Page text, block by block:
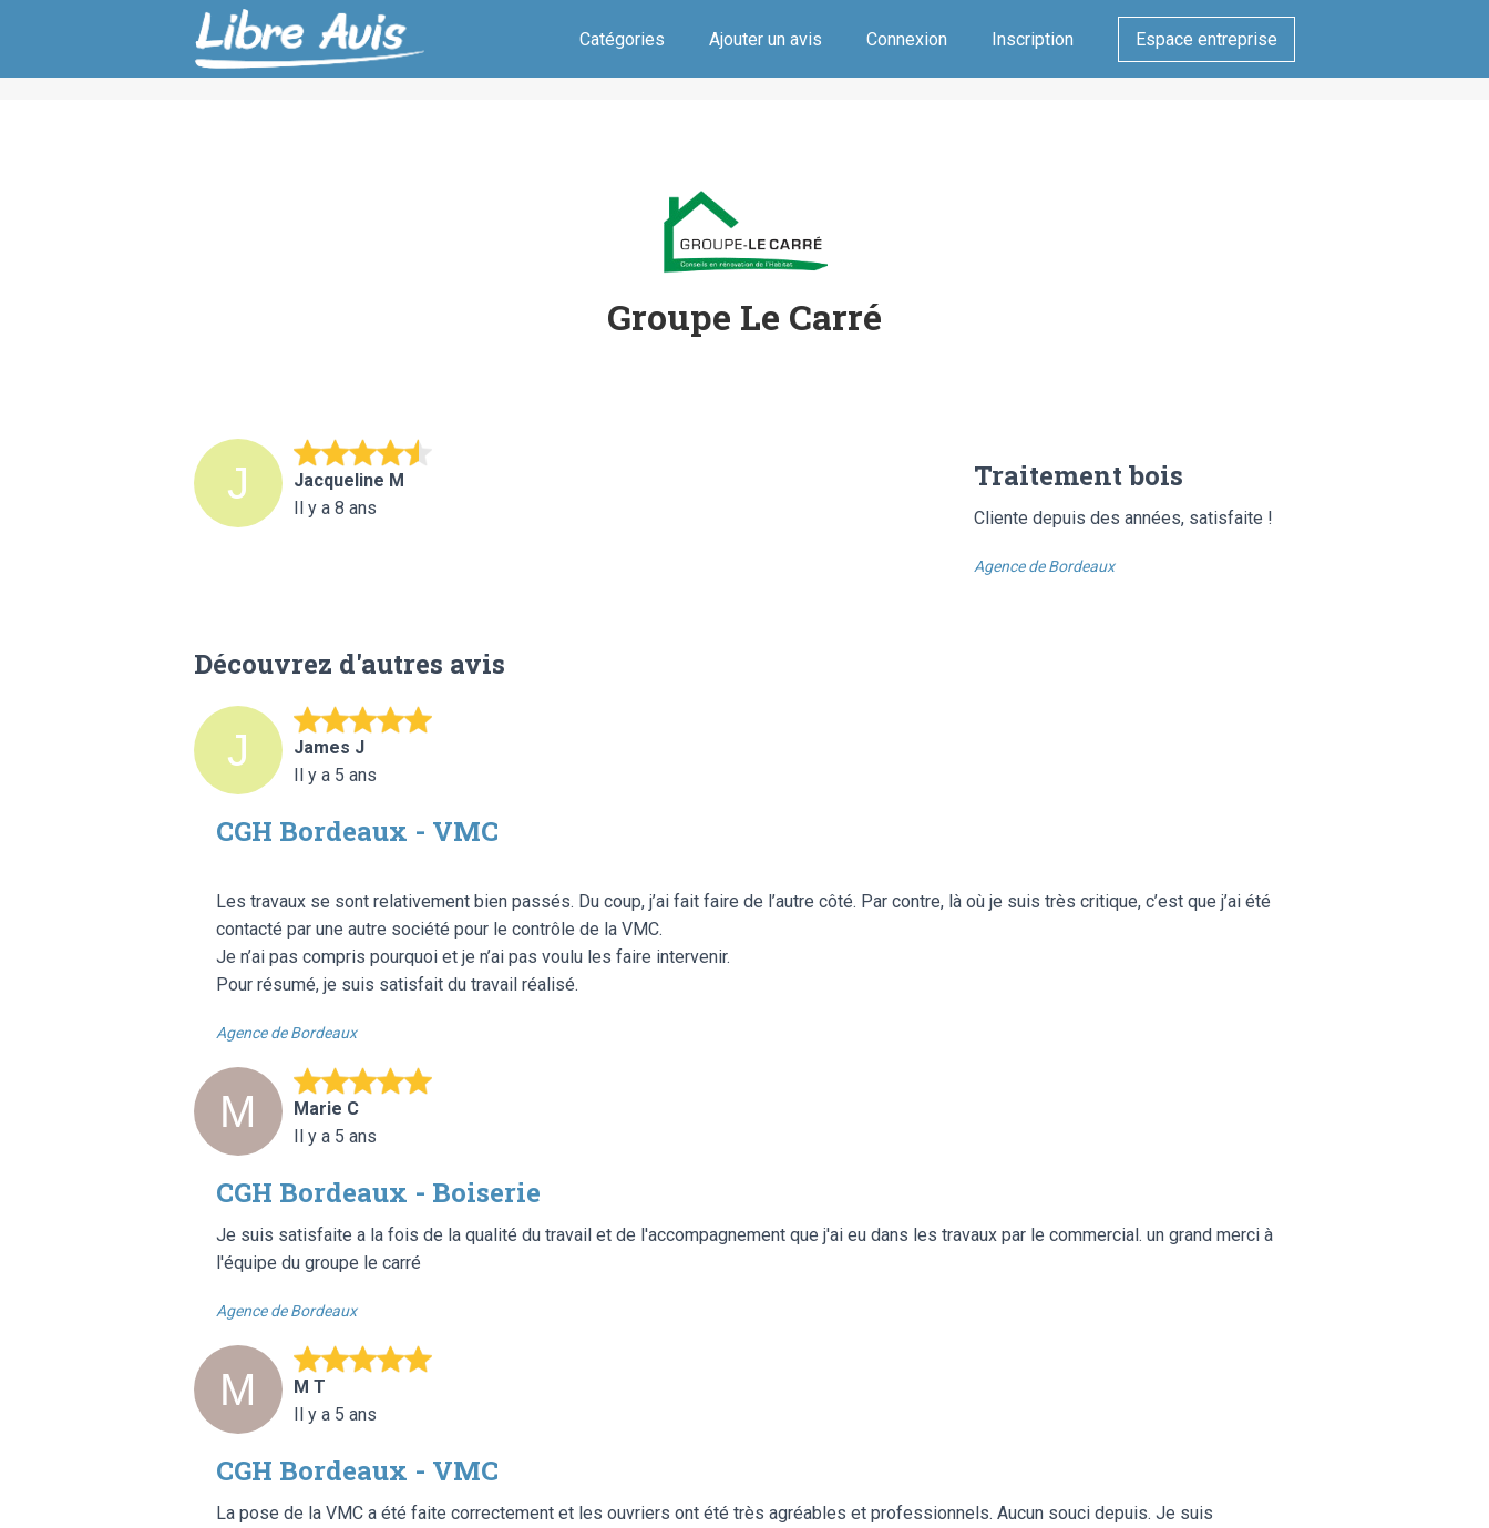
Catégories Ajouter un avis Connexion Inscription Espace entreprise
Groupe Le Carré
Jacqueline M
Il y a 8 ans
Traitement bois
Cliente depuis des années, satisfaite !
Agence de Bordeaux
Découvrez d'autres avis
James J
Il y a 5 ans
CGH Bordeaux - VMC
Les travaux se sont relativement bien passés. Du coup, j’ai fait faire de l’autre côté. Par contre, là où je suis très critique, c’est que j’ai été
contacté par une autre société pour le contrôle de la VMC.
Je n’ai pas compris pourquoi et je n’ai pas voulu les faire intervenir.
Pour résumé, je suis satisfait du travail réalisé.
Agence de Bordeaux
Marie C
Il y a 5 ans
CGH Bordeaux - Boiserie
Je suis satisfaite a la fois de la qualité du travail et de l'accompagnement que j'ai eu dans les travaux par le commercial. un grand merci à
l'équipe du groupe le carré
Agence de Bordeaux
M T
Il y a 5 ans
CGH Bordeaux - VMC
La pose de la VMC a été faite correctement et les ouvriers ont été très agréables et professionnels. Aucun souci depuis. Je suis